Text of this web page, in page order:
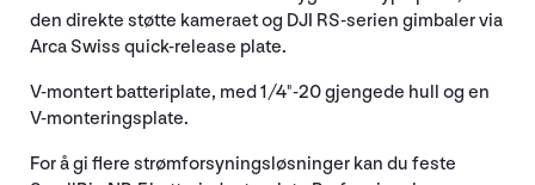
den direkte støtte kameraet og DJI RS-serien gimbaler via
Arca Swiss quick-release plate.
V-montert batteriplate, med 1/4"-20 gjengede hull og en
V-monteringsplate.
For å gi flere strømforsyningsløsninger kan du feste